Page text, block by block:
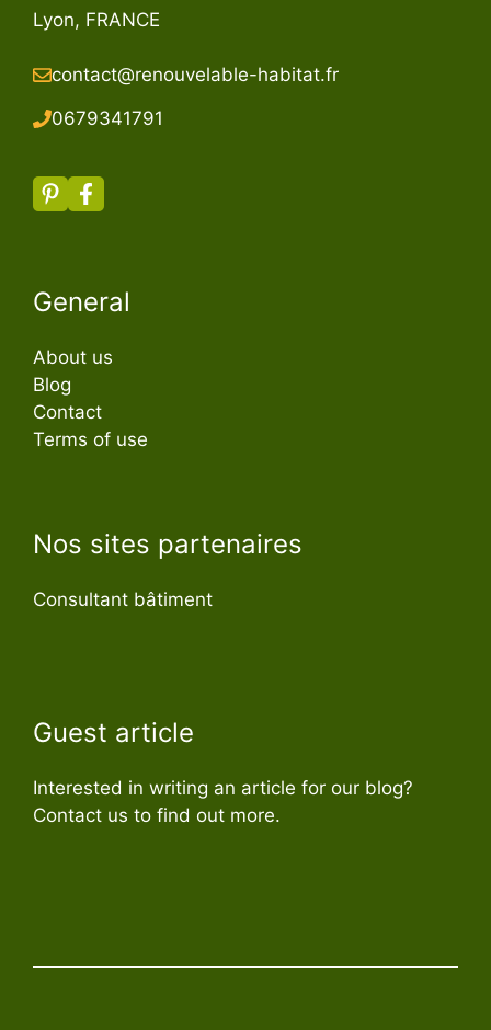
Lyon, FRANCE
contact@renouvelable-habitat.fr
0679341791
General
About us
Blog
Contact
Terms of use
Nos sites partenaires
Consultant bâtiment
Guest article
Interested in writing an article for our blog?
Contact us to find out more.